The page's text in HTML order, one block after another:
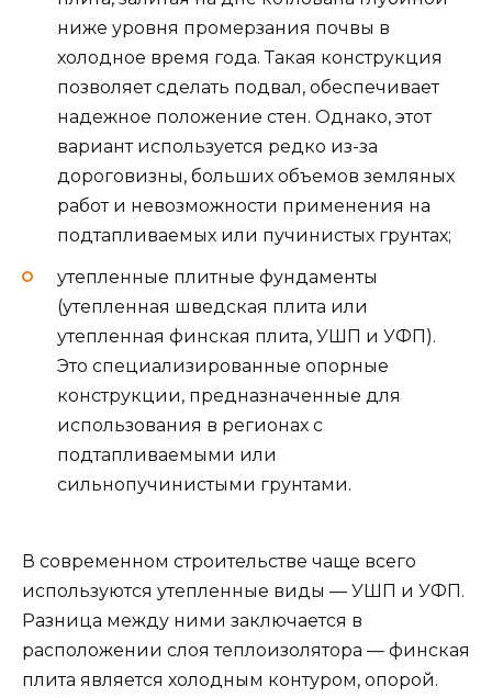
ниже уровня промерзания почвы в
холодное время года. Такая конструкция
позволяет сделать подвал, обеспечивает
надежное положение стен. Однако, этот
вариант используется редко из-за
дороговизны, больших объемов земляных
работ и невозможности применения на
подтапливаемых или пучинистых грунтах;
утепленные плитные фундаменты
(утепленная шведская плита или
утепленная финская плита, УШП и УФП).
Это специализированные опорные
конструкции, предназначенные для
использования в регионах с
подтапливаемыми или
сильнопучинистыми грунтами.
В современном строительстве чаще всего
используются утепленные виды — УШП и УФП.
Разница между ними заключается в
расположении слоя теплоизолятора — финская
плита является холодным контуром, опорой.